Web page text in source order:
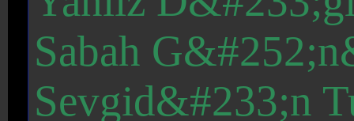
Sabah
Sevgid&#233;n